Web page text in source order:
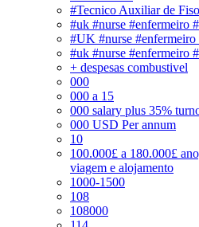
#Tecnico Auxiliar de
#uk #nurse #enfermeiro
#UK #nurse
#uk #nurse #enfermeiro
+ despesas combustivel
000
000 a 15
000 salary plus 35%
000 USD Per annum
10
100.000£ a 180.000£
viagem e alojamento
1000-1500
108
108000